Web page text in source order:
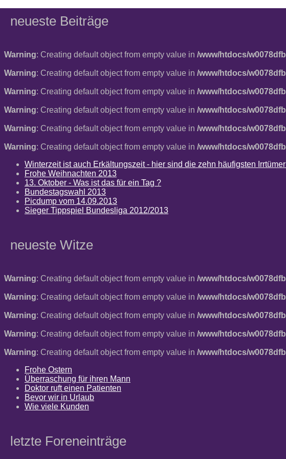
neueste Beiträge
Warning: Creating default object from empty value in /www/htdocs/
Warning: Creating default object from empty value in /www/htdocs/
Warning: Creating default object from empty value in /www/htdocs/
Warning: Creating default object from empty value in /www/htdocs/
Warning: Creating default object from empty value in /www/htdocs/
Warning: Creating default object from empty value in /www/htdocs/
Winterzeit ist auch Erkältungszeit - hier sind die zehn häufigsten
Frohe Weihnachten 2013
13. Oktober - Was ist das für ein Tag ?
Bundestagswahl 2013
Picdump vom 14.09.2013
Sieger Tippspiel Bundesliga 2012/2013
neueste Witze
Warning: Creating default object from empty value in /www/htdocs/
Warning: Creating default object from empty value in /www/htdocs/
Warning: Creating default object from empty value in /www/htdocs/
Warning: Creating default object from empty value in /www/htdocs/
Warning: Creating default object from empty value in /www/htdocs/
Frohe Ostern
Überraschung für ihren Mann
Doktor ruft einen Patienten
Bevor wir in Urlaub
Wie viele Kunden
letzte Foreneinträge